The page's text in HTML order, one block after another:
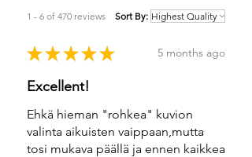
1 - 6 of 470 reviews Sort By:
★ ★ ★ ★ ★ 5 months ago
Excellent!
Ehkä hieman "rohkea" kuvion
valinta aikuisten vaippaan,mutta
tosi mukava päällä ja ennen kaikkea